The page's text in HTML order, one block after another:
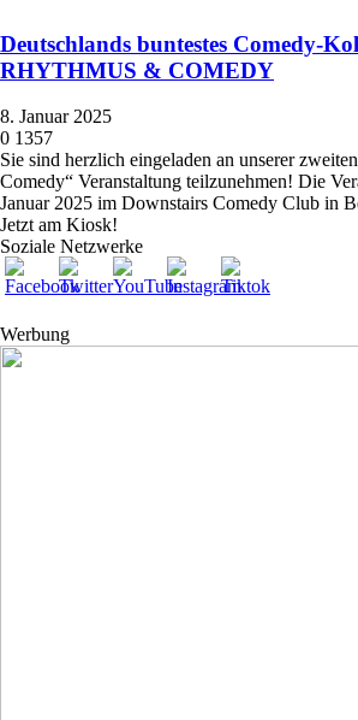
Deutschlands buntestes Comedy-
RHYTHMUS & COMEDY
8. Januar 2025
0 1357
Sie sind herzlich eingeladen an unserer
Comedy“ Veranstaltung teilzunehmen! Die
Januar 2025 im Downstairs Comedy Club in
Jetzt am Kiosk!
Soziale Netzwerke
Werbung